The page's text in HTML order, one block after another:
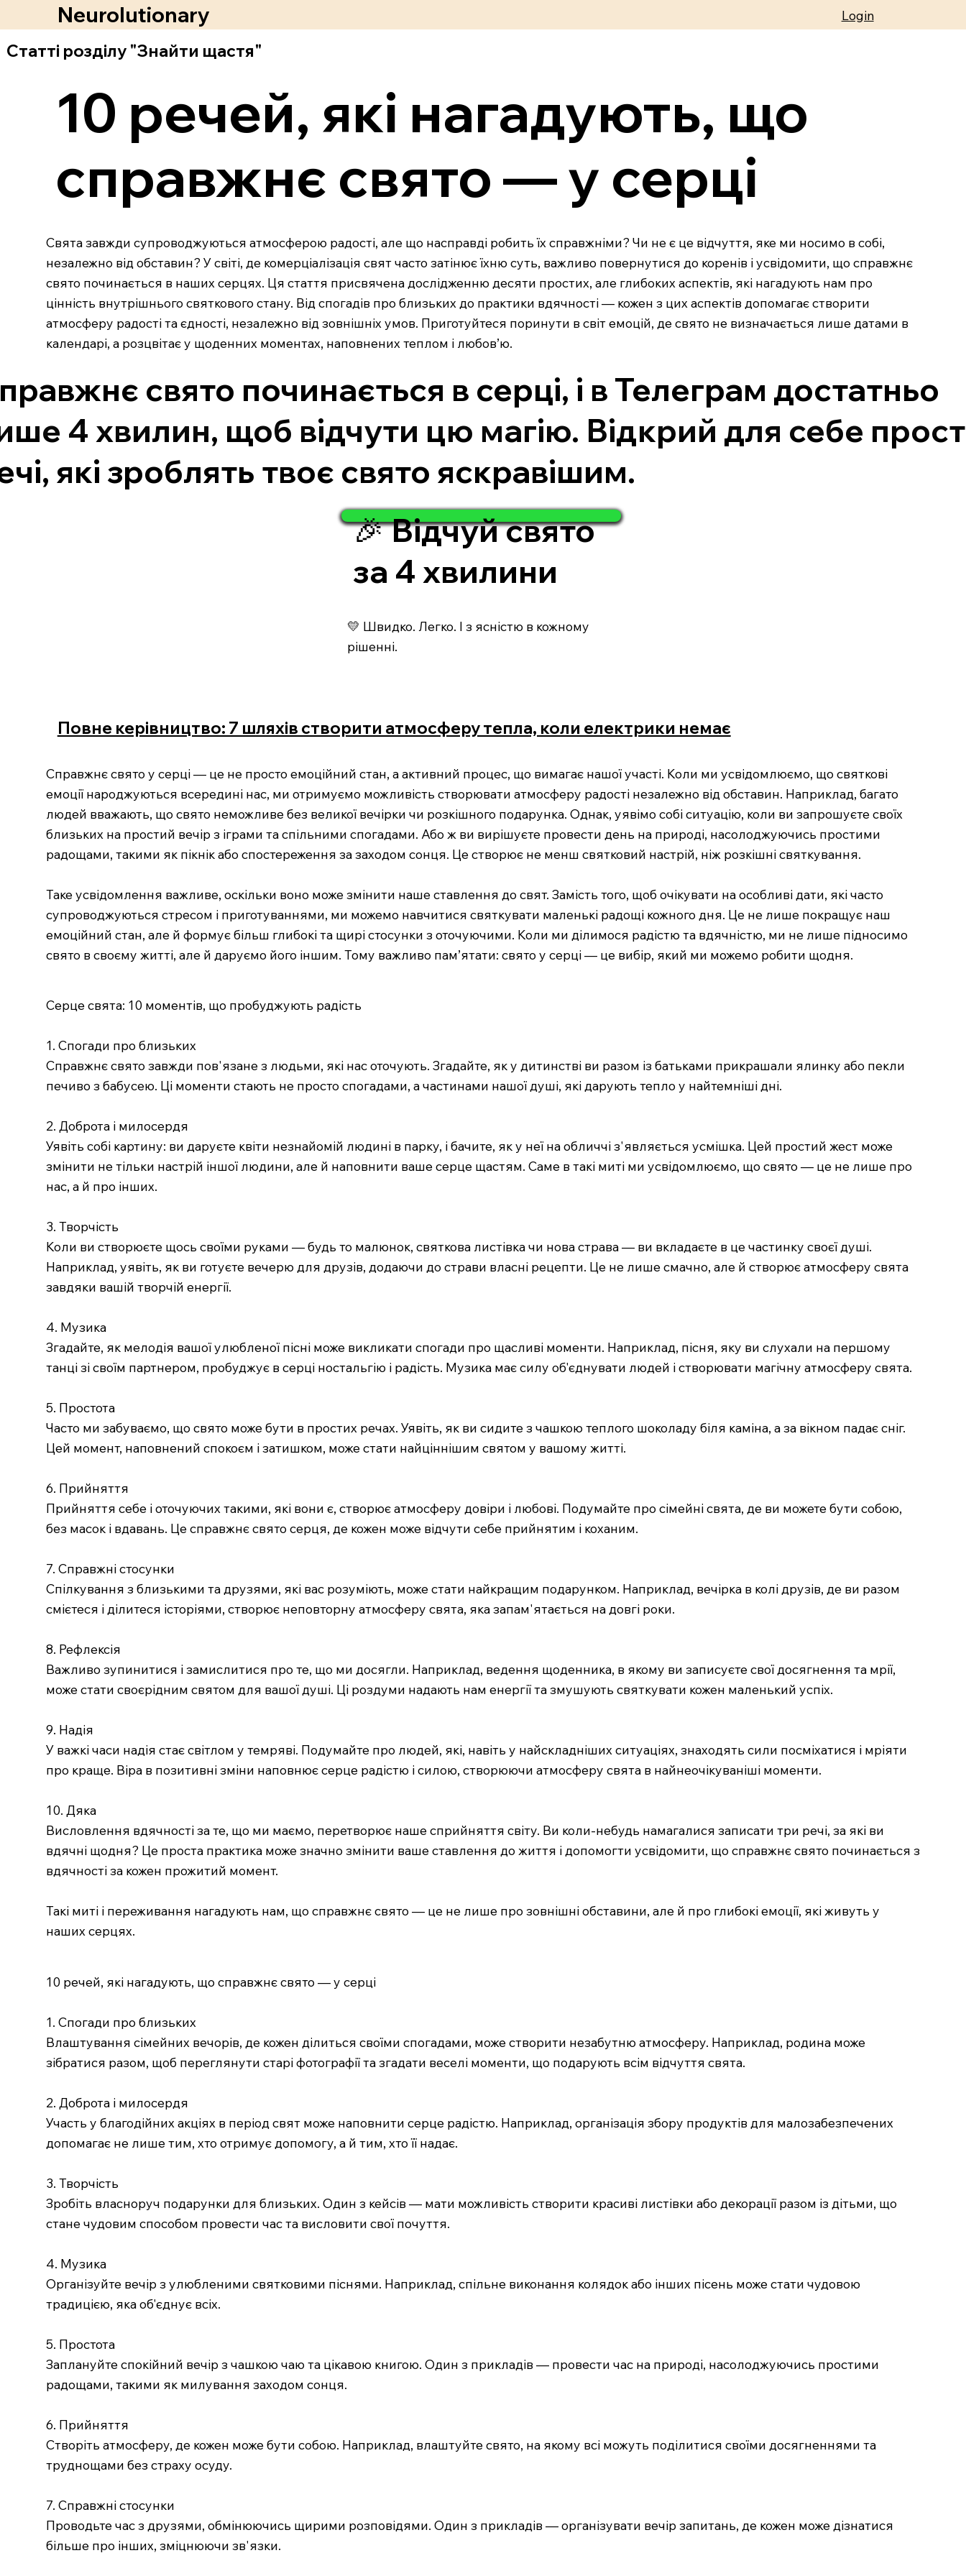
Neurolutionary Login
Статті розділу "Знайти щастя"
10 речей, які нагадують, що
справжнє свято — у серці
Свята завжди супроводжуються атмосферою радості, але що насправді робить їх справжніми? Чи не є це відчуття, яке ми носимо в собі,
незалежно від обставин? У світі, де комерціалізація свят часто затінює їхню суть, важливо повернутися до коренів і усвідомити, що справжнє
свято починається в наших серцях. Ця стаття присвячена дослідженню десяти простих, але глибоких аспектів, які нагадують нам про
цінність внутрішнього святкового стану. Від спогадів про близьких до практики вдячності — кожен з цих аспектів допомагає створити
атмосферу радості та єдності, незалежно від зовнішніх умов. Приготуйтеся поринути в світ емоцій, де свято не визначається лише датами в
календарі, а розцвітає у щоденних моментах, наповнених теплом і любов’ю.
свято починається в серці, і в Телеграм достатньо
4 хвилин, щоб відчути цю магію. Відкрий для себе
які зроблять твоє свято яскравішим.
🎉 Відчуй свято
за 4 хвилини
💛 Швидко. Легко. І з ясністю в кожному
рішенні.
Повне керівництво: 7 шляхів створити атмосферу тепла, коли електрики немає
Справжнє свято у серці — це не просто емоційний стан, а активний процес, що вимагає нашої участі. Коли ми усвідомлюємо, що святкові
емоції народжуються всередині нас, ми отримуємо можливість створювати атмосферу радості незалежно від обставин. Наприклад, багато
людей вважають, що свято неможливе без великої вечірки чи розкішного подарунка. Однак, уявімо собі ситуацію, коли ви запрошуєте своїх
близьких на простий вечір з іграми та спільними спогадами. Або ж ви вирішуєте провести день на природі, насолоджуючись простими
радощами, такими як пікнік або спостереження за заходом сонця. Це створює не менш святковий настрій, ніж розкішні святкування.
Таке усвідомлення важливе, оскільки воно може змінити наше ставлення до свят. Замість того, щоб очікувати на особливі дати, які часто
супроводжуються стресом і приготуваннями, ми можемо навчитися святкувати маленькі радощі кожного дня. Це не лише покращує наш
емоційний стан, але й формує більш глибокі та щирі стосунки з оточуючими. Коли ми ділимося радістю та вдячністю, ми не лише підносимо
свято в своєму житті, але й даруємо його іншим. Тому важливо пам’ятати: свято у серці — це вибір, який ми можемо робити щодня.
Серце свята: 10 моментів, що пробуджують радість
1. Спогади про близьких
Справжнє свято завжди пов'язане з людьми, які нас оточують. Згадайте, як у дитинстві ви разом із батьками прикрашали ялинку або пекли
печиво з бабусею. Ці моменти стають не просто спогадами, а частинами нашої душі, які дарують тепло у найтемніші дні.
2. Доброта і милосердя
Уявіть собі картину: ви даруєте квіти незнайомій людині в парку, і бачите, як у неї на обличчі з'являється усмішка. Цей простий жест може
змінити не тільки настрій іншої людини, але й наповнити ваше серце щастям. Саме в такі миті ми усвідомлюємо, що свято — це не лише про
нас, а й про інших.
3. Творчість
Коли ви створюєте щось своїми руками — будь то малюнок, святкова листівка чи нова страва — ви вкладаєте в це частинку своєї душі.
Наприклад, уявіть, як ви готуєте вечерю для друзів, додаючи до страви власні рецепти. Це не лише смачно, але й створює атмосферу свята
завдяки вашій творчій енергії.
4. Музика
Згадайте, як мелодія вашої улюбленої пісні може викликати спогади про щасливі моменти. Наприклад, пісня, яку ви слухали на першому
танці зі своїм партнером, пробуджує в серці ностальгію і радість. Музика має силу об'єднувати людей і створювати магічну атмосферу свята.
5. Простота
Часто ми забуваємо, що свято може бути в простих речах. Уявіть, як ви сидите з чашкою теплого шоколаду біля каміна, а за вікном падає сніг.
Цей момент, наповнений спокоєм і затишком, може стати найціннішим святом у вашому житті.
6. Прийняття
Прийняття себе і оточуючих такими, які вони є, створює атмосферу довіри і любові. Подумайте про сімейні свята, де ви можете бути собою,
без масок і вдавань. Це справжнє свято серця, де кожен може відчути себе прийнятим і коханим.
7. Справжні стосунки
Спілкування з близькими та друзями, які вас розуміють, може стати найкращим подарунком. Наприклад, вечірка в колі друзів, де ви разом
смієтеся і ділитеся історіями, створює неповторну атмосферу свята, яка запам'ятається на довгі роки.
8. Рефлексія
Важливо зупинитися і замислитися про те, що ми досягли. Наприклад, ведення щоденника, в якому ви записуєте свої досягнення та мрії,
може стати своєрідним святом для вашої душі. Ці роздуми надають нам енергії та змушують святкувати кожен маленький успіх.
9. Надія
У важкі часи надія стає світлом у темряві. Подумайте про людей, які, навіть у найскладніших ситуаціях, знаходять сили посміхатися і мріяти
про краще. Віра в позитивні зміни наповнює серце радістю і силою, створюючи атмосферу свята в найнеочікуваніші моменти.
10. Дяка
Висловлення вдячності за те, що ми маємо, перетворює наше сприйняття світу. Ви коли-небудь намагалися записати три речі, за які ви
вдячні щодня? Це проста практика може значно змінити ваше ставлення до життя і допомогти усвідомити, що справжнє свято починається з
вдячності за кожен прожитий момент.
Такі миті і переживання нагадують нам, що справжнє свято — це не лише про зовнішні обставини, але й про глибокі емоції, які живуть у
наших серцях.
10 речей, які нагадують, що справжнє свято — у серці
1. Спогади про близьких
Влаштування сімейних вечорів, де кожен ділиться своїми спогадами, може створити незабутню атмосферу. Наприклад, родина може
зібратися разом, щоб переглянути старі фотографії та згадати веселі моменти, що подарують всім відчуття свята.
2. Доброта і милосердя
Участь у благодійних акціях в період свят може наповнити серце радістю. Наприклад, організація збору продуктів для малозабезпечених
допомагає не лише тим, хто отримує допомогу, а й тим, хто її надає.
3. Творчість
Зробіть власноруч подарунки для близьких. Один з кейсів — мати можливість створити красиві листівки або декорації разом із дітьми, що
стане чудовим способом провести час та висловити свої почуття.
4. Музика
Організуйте вечір з улюбленими святковими піснями. Наприклад, спільне виконання колядок або інших пісень може стати чудовою
традицією, яка об'єднує всіх.
5. Простота
Заплануйте спокійний вечір з чашкою чаю та цікавою книгою. Один з прикладів — провести час на природі, насолоджуючись простими
радощами, такими як милування заходом сонця.
6. Прийняття
Створіть атмосферу, де кожен може бути собою. Наприклад, влаштуйте свято, на якому всі можуть поділитися своїми досягненнями та
труднощами без страху осуду.
7. Справжні стосунки
Проводьте час з друзями, обмінюючись щирими розповідями. Один з прикладів — організувати вечір запитань, де кожен може дізнатися
більше про інших, зміцнюючи зв'язки.